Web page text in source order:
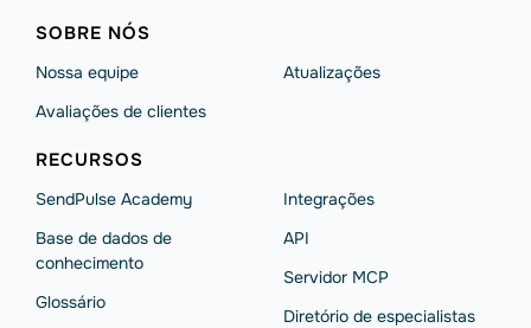
SOBRE NÓS
Nossa equipe
Avaliações de clientes
Atualizações
RECURSOS
SendPulse Academy
Base de dados de
conhecimento
Glossário
Integrações
API
Servidor MCP
Diretório de especialistas